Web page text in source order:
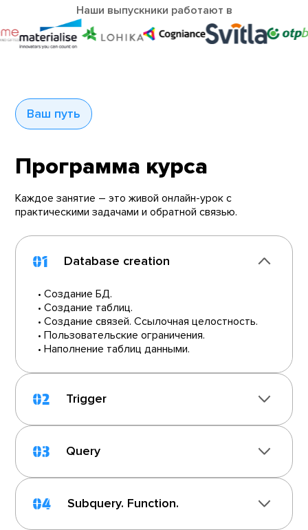
Наши выпускники работают в
Ваш путь
Программа курса
Каждое занятие – это живой онлайн-урок с
практическими задачами и обратной связью.
01 Database creation
• Создание БД.
• Создание таблиц.
• Создание связей. Ссылочная целостность.
• Пользовательские ограничения.
• Наполнение таблиц данными.
02 Trigger
03 Query
04 Subquery. Function.